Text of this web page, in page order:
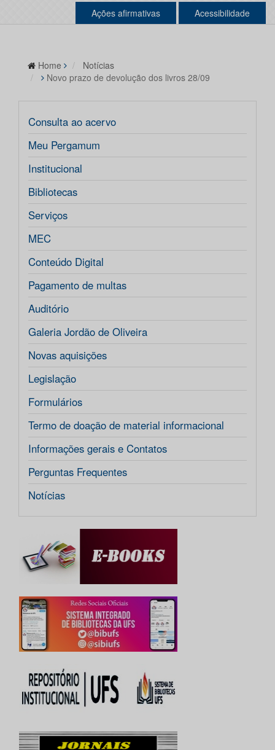
Ações afirmativas Acessibilidade
Home
Notícias
Novo prazo de devolução dos livros 28/09
Consulta ao acervo
Meu Pergamum
Institucional
Bibliotecas
Serviços
MEC
Conteúdo Digital
Pagamento de multas
Auditório
Galeria Jordão de Oliveira
Novas aquisições
Legislação
Formulários
Termo de doação de material informacional
Informações gerais e Contatos
Perguntas Frequentes
Notícias